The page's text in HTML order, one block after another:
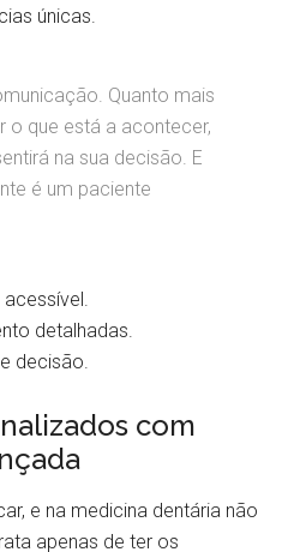
únicas.
Quanto mais
o que está a acontecer,
na sua decisão. E
é um paciente
detalhadas.
decisão.
com
e na medicina dentária não
apenas de ter os